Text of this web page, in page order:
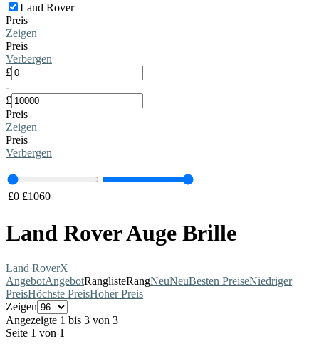
Land Rover
Preis
Zeigen
Preis
Verbergen
£
-
£
Preis
Zeigen
Preis
Verbergen
£0 £1060
Land Rover Auge Brille
Land RoverX
AngebotAngebotRanglisteRangNeuNeuBesten PreiseNiedriger
PreisHöchste PreisHoher Preis
Zeigen
Angezeigte 1 bis 3 von 3
Seite 1 von 1